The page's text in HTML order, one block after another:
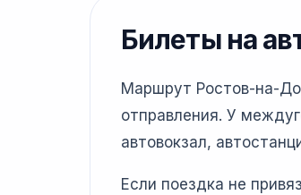
Билеты на
Маршрут Ростов-на-
отправления. У
автовокзал,
Если поездка не